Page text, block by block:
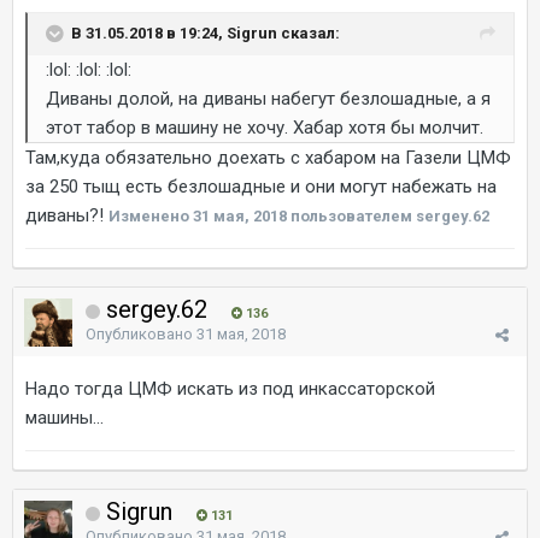
В 31.05.2018 в 19:24, Sigrun сказал:
:lol: :lol: :lol:
Диваны долой, на диваны набегут безлошадные, а я
этот табор в машину не хочу. Хабар хотя бы молчит.
Там,куда обязательно доехать с хабаром на Газели ЦМФ
за 250 тыщ есть безлошадные и они могут набежать на
диваны?! Изменено 31 мая, 2018 пользователем sergey.62
sergey.62 136
Опубликовано 31 мая, 2018
Надо тогда ЦМФ искать из под инкассаторской
машины...
Sigrun 131